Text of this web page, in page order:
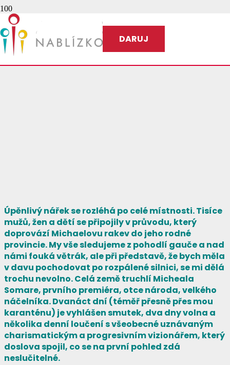
DARUJ
Úpěnlivý nářek se rozléhá po celé místnosti. Tisíce
mužů, žen a dětí se připojily v průvodu, který
doprovází Michaelovu rakev do jeho rodné
provincie. My vše sledujeme z pohodlí gauče a nad
námi fouká větrák, ale při představě, že bych měla
v davu pochodovat po rozpálené silnici, se mi dělá
trochu nevolno. Celá země truchlí Micheala
Somare, prvního premiéra, otce národa, velkého
náčelníka. Dvanáct dní (téměř přesně přes mou
karanténu) je vyhlášen smutek, dva dny volna a
několika denní loučení s všeobecné uznávaným
charismatickým a progresivním vizionářem, který
doslova spojil, co se na první pohled zdá
neslučitelné.